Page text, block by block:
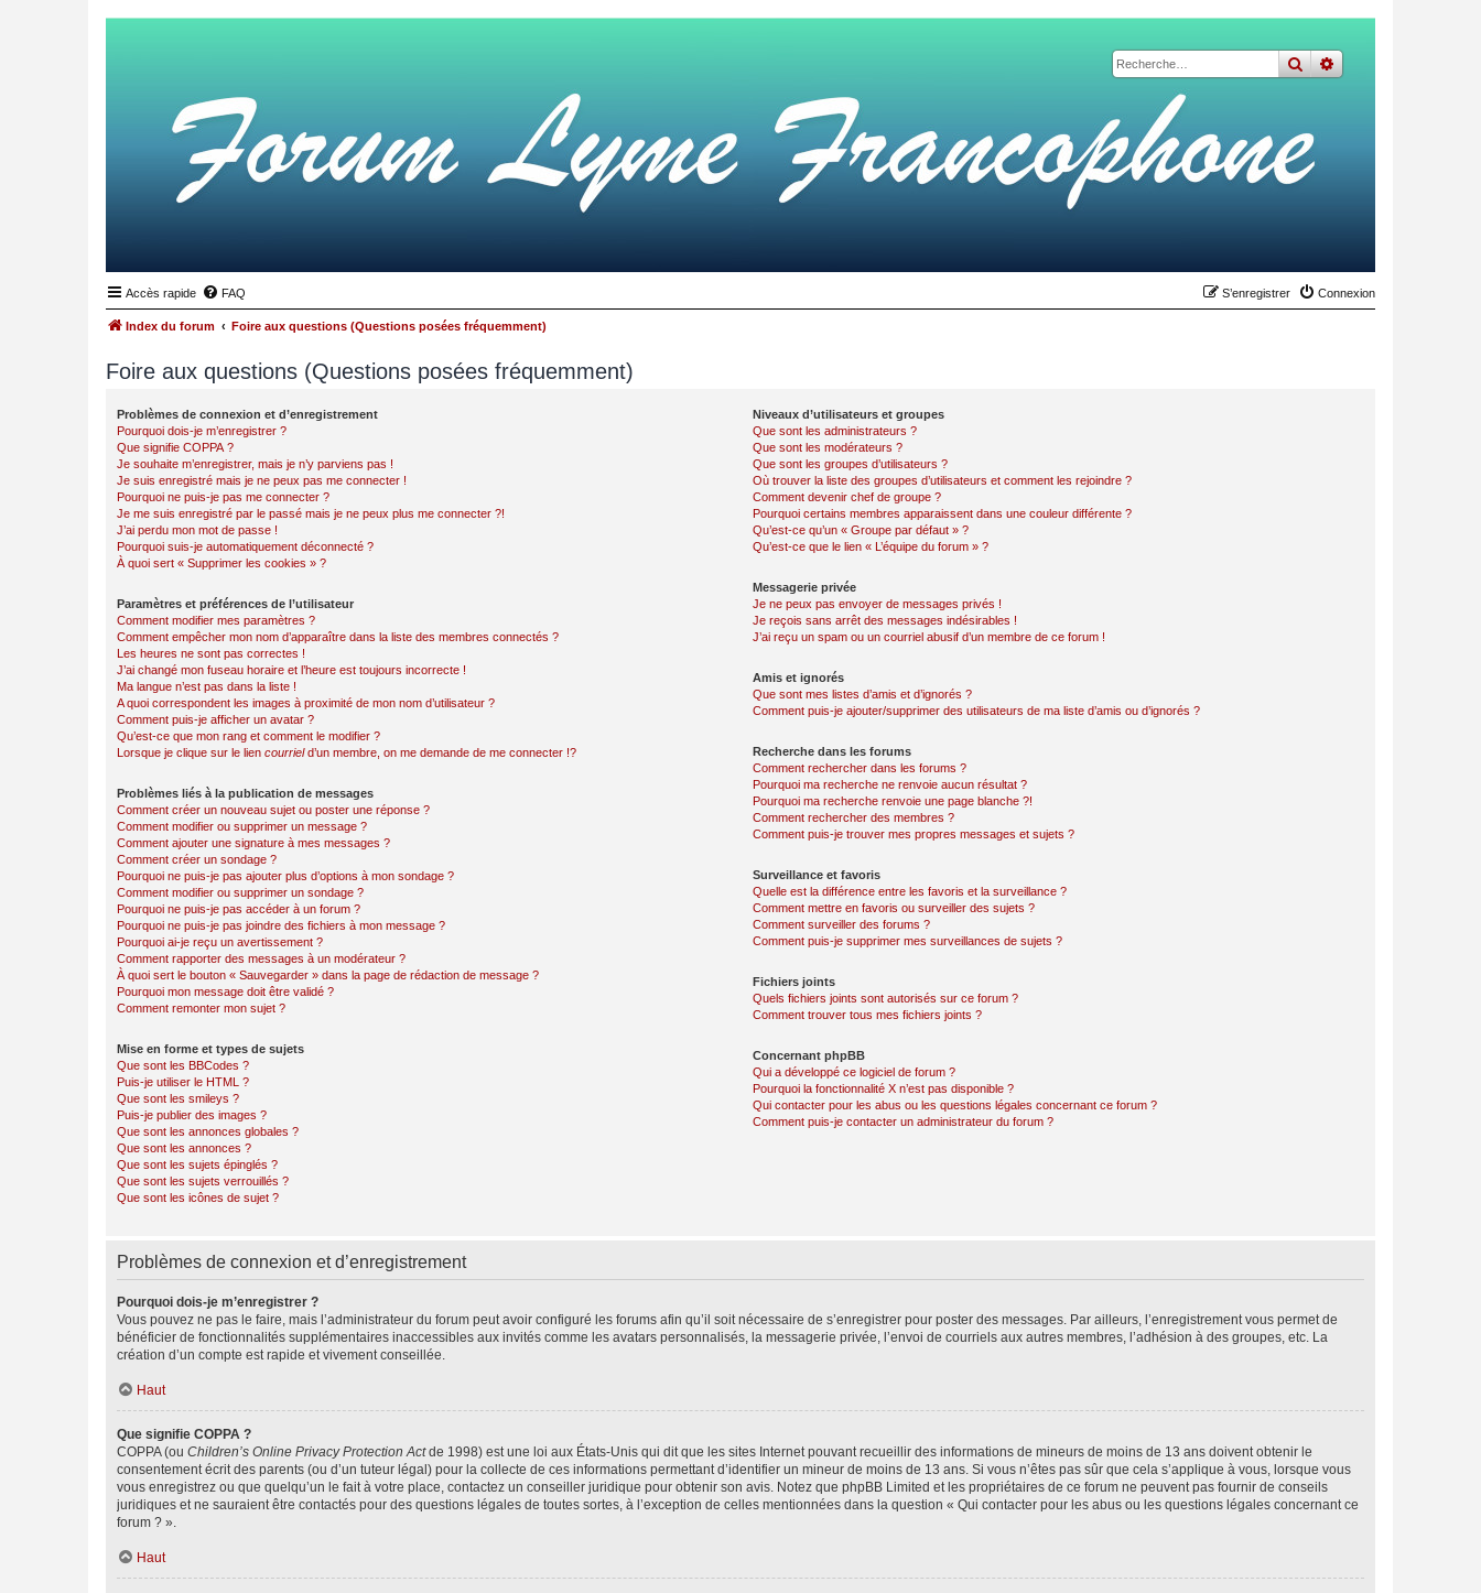
rechercher
recherche
Accès rapide FAQ Connexion
S’enregistrer
Index du forum Foire aux questions (Questions posées fréquemment)
Foire aux questions (Questions posées fréquemment)
Problèmes de connexion et d’enregistrement
Pourquoi dois-je m’enregistrer ?
Que signifie COPPA ?
Je souhaite m’enregistrer, mais je n’y parviens pas !
Je suis enregistré mais je ne peux pas me connecter !
Pourquoi ne puis-je pas me connecter ?
Je me suis enregistré par le passé mais je ne peux plus me connecter ?!
J’ai perdu mon mot de passe !
Pourquoi suis-je automatiquement déconnecté ?
À quoi sert « Supprimer les cookies » ?
Paramètres et préférences de l’utilisateur
Comment modifier mes paramètres ?
Comment empêcher mon nom d’apparaître dans la liste des membres connectés ?
Les heures ne sont pas correctes !
J’ai changé mon fuseau horaire et l’heure est toujours incorrecte !
Ma langue n’est pas dans la liste !
A quoi correspondent les images à proximité de mon nom d’utilisateur ?
Comment puis-je afficher un avatar ?
Qu’est-ce que mon rang et comment le modifier ?
Lorsque je clique sur le lien courrield’un membre, on me demande de me connecter !?
Problèmes liés à la publication de messages
Comment créer un nouveau sujet ou poster une réponse ?
Comment modifier ou supprimer un message ?
Comment ajouter une signature à mes messages ?
Comment créer un sondage ?
Pourquoi ne puis-je pas ajouter plus d’options à mon sondage ?
Comment modifier ou supprimer un sondage ?
Pourquoi ne puis-je pas accéder à un forum ?
Pourquoi ne puis-je pas joindre des fichiers à mon message ?
Pourquoi ai-je reçu un avertissement ?
Comment rapporter des messages à un modérateur ?
À quoi sert le bouton « Sauvegarder » dans la page de rédaction de message ?
Pourquoi mon message doit être validé ?
Comment remonter mon sujet ?
Mise en forme et types de sujets
Que sont les BBCodes ?
Puis-je utiliser le HTML ?
Que sont les smileys ?
Puis-je publier des images ?
Que sont les annonces globales ?
Que sont les annonces ?
Que sont les sujets épinglés ?
Que sont les sujets verrouillés ?
Que sont les icônes de sujet ?
Niveaux d’utilisateurs et groupes
Que sont les administrateurs ?
Que sont les modérateurs ?
Que sont les groupes d’utilisateurs ?
Où trouver la liste des groupes d’utilisateurs et comment les rejoindre ?
Comment devenir chef de groupe ?
Pourquoi certains membres apparaissent dans une couleur différente ?
Qu’est-ce qu’un « Groupe par défaut » ?
Qu’est-ce que le lien « L’équipe du forum » ?
Messagerie privée
Je ne peux pas envoyer de messages privés !
Je reçois sans arrêt des messages indésirables !
J’ai reçu un spam ou un courriel abusif d’un membre de ce forum !
Amis et ignorés
Que sont mes listes d’amis et d’ignorés ?
Comment puis-je ajouter/supprimer des utilisateurs de ma liste d’amis ou d’ignorés ?
Recherche dans les forums
Comment rechercher dans les forums ?
Pourquoi ma recherche ne renvoie aucun résultat ?
Pourquoi ma recherche renvoie une page blanche ?!
Comment rechercher des membres ?
Comment puis-je trouver mes propres messages et sujets ?
Surveillance et favoris
Quelle est la différence entre les favoris et la surveillance ?
Comment mettre en favoris ou surveiller des sujets ?
Comment surveiller des forums ?
Comment puis-je supprimer mes surveillances de sujets ?
Fichiers joints
Quels fichiers joints sont autorisés sur ce forum ?
Comment trouver tous mes fichiers joints ?
Concernant phpBB
Qui a développé ce logiciel de forum ?
Pourquoi la fonctionnalité X n’est pas disponible ?
Qui contacter pour les abus ou les questions légales concernant ce forum ?
Comment puis-je contacter un administrateur du forum ?
Problèmes de connexion et d’enregistrement
Pourquoi dois-je m’enregistrer ?
Vous pouvez ne pas le faire, mais l’administrateur du forum peut avoir configuré les forums afin qu’il soit nécessaire de s’enregistrer pour poster des messages. Par ailleurs, l’enregistrement vous permet de
bénéficier de fonctionnalités supplémentaires inaccessibles aux invités comme les avatars personnalisés, la messagerie privée, l’envoi de courriels aux autres membres, l’adhésion à des groupes, etc. La
création d’un compte est rapide et vivement conseillée.
Haut
Que signifie COPPA ?
COPPA (ou Children’s Online Privacy Protection Actde 1998) est une loi aux États-Unis qui dit que les sites Internet pouvant recueillir des informations de mineurs de moins de 13 ans doivent obtenir le
consentement écrit des parents (ou d’un tuteur légal) pour la collecte de ces informations permettant d’identifier un mineur de moins de 13 ans. Si vous n’êtes pas sûr que cela s’applique à vous, lorsque vous
vous enregistrez ou que quelqu’un le fait à votre place, contactez un conseiller juridique pour obtenir son avis. Notez que phpBB Limited et les propriétaires de ce forum ne peuvent pas fournir de conseils
juridiques et ne sauraient être contactés pour des questions légales de toutes sortes, à l’exception de celles mentionnées dans la question « Qui contacter pour les abus ou les questions légales concernant ce
forum ? ».
Haut